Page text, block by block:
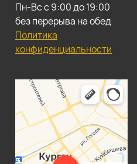
Пн-Вс с 9:00 до 19:00
без перерыва на обед
Политика
конфиденциальности